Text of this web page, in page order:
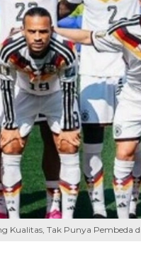
Kualitas, Tak Punya Pembeda